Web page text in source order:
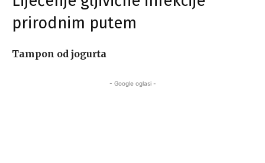
prirodnim putem
Tampon od jogurta
- Google oglasi -